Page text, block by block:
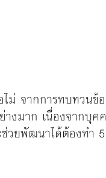
ม่ จากการทบทวนข้
งมาก เนื่องจากบุค
วยพัฒนาได้ต้องทำ